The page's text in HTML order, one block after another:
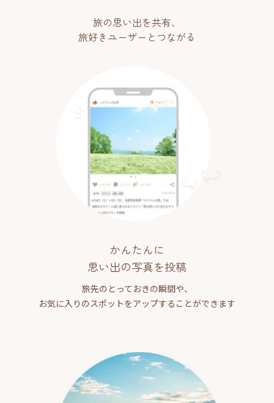
旅の思い出を共有、
旅好きユーザーとつながる
かんたんに
思い出の写真を投稿
旅先のとっておきの瞬間や、
お気に入りのスポットをアップすることができます